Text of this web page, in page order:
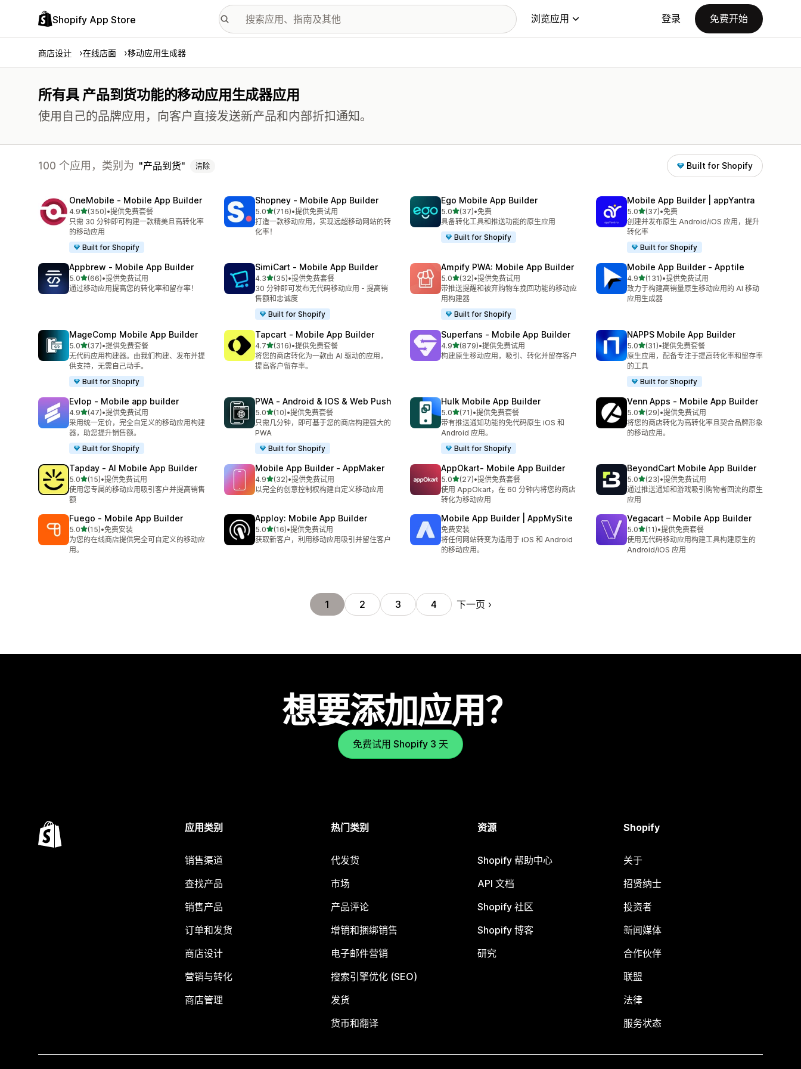
Shopify App Store 浏览应用 登录 免费开始
商店设计 在线店面 移动应用生成器
所有具 产品到货功能的移动应用生成器应用
使用自己的品牌应用，向客户直接发送新产品和内部折扣通知。
100 个应用，类别为 产品到货 清除 Built for Shopify
OneMobile ‑ Mobile App Builder
4.9星（满分 5 星）
(350)
总共 350 条评论
•提供免费套餐
只需 30 分钟即可构建一款精美且高转化率
的移动应用
Built for Shopify
Shopney ‑ Mobile App Builder
5.0星（满分 5 星）
(716)
总共 716 条评论
•提供免费试用
打造一款移动应用，实现远超移动网站的转
化率！
Ego Mobile App Builder
5.0星（满分 5 星）
(37)
总共 37 条评论
•免费
具备转化工具和推送功能的原生应用
Built for Shopify
Mobile App Builder | appYantra
5.0星（满分 5 星）
(37)
总共 37 条评论
•免费
创建并发布原生 Android/iOS 应用，提升
转化率
Built for Shopify
Appbrew ‑ Mobile App Builder
5.0星（满分 5 星）
(66)
总共 66 条评论
•提供免费试用
通过移动应用提高您的转化率和留存率！
SimiCart ‑ Mobile App Builder
4.3星（满分 5 星）
(35)
总共 35 条评论
•提供免费套餐
30 分钟即可发布无代码移动应用 - 提高销
售额和忠诚度
Built for Shopify
Ampify PWA: Mobile App Builder
5.0星（满分 5 星）
(32)
总共 32 条评论
•提供免费试用
带推送提醒和被弃购物车挽回功能的移动应
用构建器
Built for Shopify
Mobile App Builder ‑ Apptile
4.9星（满分 5 星）
(131)
总共 131 条评论
•提供免费试用
致力于构建高销量原生移动应用的 AI 移动
应用生成器
MageComp Mobile App Builder
5.0星（满分 5 星）
(37)
总共 37 条评论
•提供免费套餐
无代码应用构建器。由我们构建、发布并提
供支持，无需自己动手。
Built for Shopify
Tapcart ‑ Mobile App Builder
4.7星（满分 5 星）
(316)
总共 316 条评论
•提供免费套餐
将您的商店转化为一款由 AI 驱动的应用，
提高客户留存率。
Superfans ‑ Mobile App Builder
4.9星（满分 5 星）
(879)
总共 879 条评论
•提供免费试用
构建原生移动应用，吸引、转化并留存客户
NAPPS Mobile App Builder
5.0星（满分 5 星）
(31)
总共 31 条评论
•提供免费套餐
原生应用，配备专注于提高转化率和留存率
的工具
Built for Shopify
Evlop ‑ Mobile app builder
4.9星（满分 5 星）
(47)
总共 47 条评论
•提供免费试用
采用统一定价，完全自定义的移动应用构建
器，助您提升销售额。
Built for Shopify
PWA ‑ Android & IOS & Web Push
5.0星（满分 5 星）
(10)
总共 10 条评论
•提供免费套餐
只需几分钟，即可基于您的商店构建强大的
PWA
Built for Shopify
Hulk Mobile App Builder
5.0星（满分 5 星）
(71)
总共 71 条评论
•提供免费套餐
带有推送通知功能的免代码原生 iOS 和
Android 应用。
Built for Shopify
Venn Apps ‑ Mobile App Builder
5.0星（满分 5 星）
(29)
总共 29 条评论
•提供免费试用
将您的商店转化为高转化率且契合品牌形象
的移动应用。
Tapday ‑ AI Mobile App Builder
5.0星（满分 5 星）
(15)
总共 15 条评论
•提供免费试用
使用您专属的移动应用吸引客户并提高销售
额
Mobile App Builder ‑ AppMaker
4.9星（满分 5 星）
(32)
总共 32 条评论
•提供免费试用
以完全的创意控制权构建自定义移动应用
AppOkart‑ Mobile App Builder
5.0星（满分 5 星）
(27)
总共 27 条评论
•提供免费套餐
使用 AppOkart，在 60 分钟内将您的商店
转化为移动应用
BeyondCart Mobile App Builder
5.0星（满分 5 星）
(23)
总共 23 条评论
•提供免费试用
通过推送通知和游戏吸引购物者回流的原生
应用
Fuego ‑ Mobile App Builder
5.0星（满分 5 星）
(15)
总共 15 条评论
•免费安装
为您的在线商店提供完全可自定义的移动应
用。
Apploy: Mobile App Builder
5.0星（满分 5 星）
(16)
总共 16 条评论
•提供免费试用
获取新客户，利用移动应用吸引并留住客户
Mobile App Builder | AppMySite
免费安装
将任何网站转变为适用于 iOS 和 Android
的移动应用。
Vegacart – Mobile App Builder
5.0星（满分 5 星）
(11)
总共 11 条评论
•提供免费套餐
使用无代码移动应用构建工具构建原生的
Android/iOS 应用
1 2 3 4 下一页
想要添加应用？
免费试用 Shopify 3 天
应用类别
销售渠道
查找产品
销售产品
订单和发货
商店设计
营销与转化
商店管理
热门类别
代发货
市场
产品评论
增销和捆绑销售
电子邮件营销
搜索引擎优化 (SEO)
发货
货币和翻译
资源
Shopify 帮助中心
API 文档
Shopify 社区
Shopify 博客
研究
Shopify
关于
招贤纳士
投资者
新闻媒体
合作伙伴
联盟
法律
服务状态